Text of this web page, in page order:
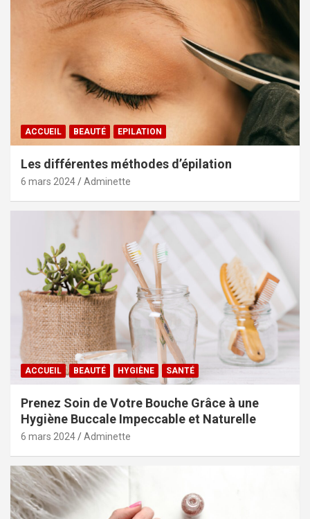
ACCUEIL BEAUTÉ EPILATION
Les différentes méthodes d’épilation
6 mars 2024 Adminette
ACCUEIL BEAUTÉ HYGIÈNE SANTÉ
Prenez Soin de Votre Bouche Grâce à une
Hygiène Buccale Impeccable et Naturelle
6 mars 2024 Adminette